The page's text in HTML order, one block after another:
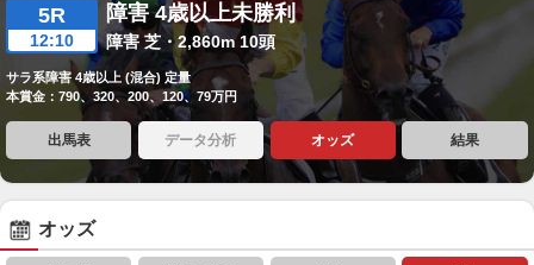
5R
12:10
障害 4歳以上未勝利
障害 芝・2,860m 10頭
サラ系障害 4歳以上 (混合) 定量
本賞金：790、320、200、120、79万円
出馬表 データ分析 オッズ 結果
オッズ